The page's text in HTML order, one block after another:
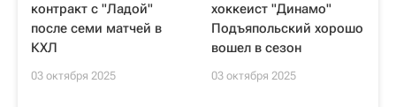
контракт с "Ладой"
после семи матчей в
КХЛ
03 октября 2025
хоккеист "Динамо"
Подъяпольский хорошо
вошел в сезон
03 октября 2025